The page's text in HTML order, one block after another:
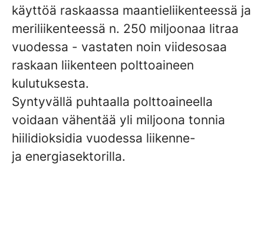
käyttöä raskaassa maantieliikenteessä ja
meriliikenteessä n. 250 miljoonaa litraa
vuodessa - vastaten noin viidesosaa
raskaan liikenteen polttoaineen
kulutuksesta.
Syntyvällä puhtaalla polttoaineella
voidaan vähentää yli miljoona tonnia
hiilidioksidia vuodessa liikenne-
ja energiasektorilla.